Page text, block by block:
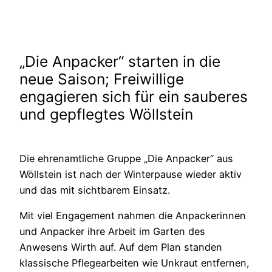
„Die Anpacker“ starten in die
neue Saison; Freiwillige
engagieren sich für ein sauberes
und gepflegtes Wöllstein
Die ehrenamtliche Gruppe „Die Anpacker“ aus
Wöllstein ist nach der Winterpause wieder aktiv
und das mit sichtbarem Einsatz.
Mit viel Engagement nahmen die Anpackerinnen
und Anpacker ihre Arbeit im Garten des
Anwesens Wirth auf. Auf dem Plan standen
klassische Pflegearbeiten wie Unkraut entfernen,